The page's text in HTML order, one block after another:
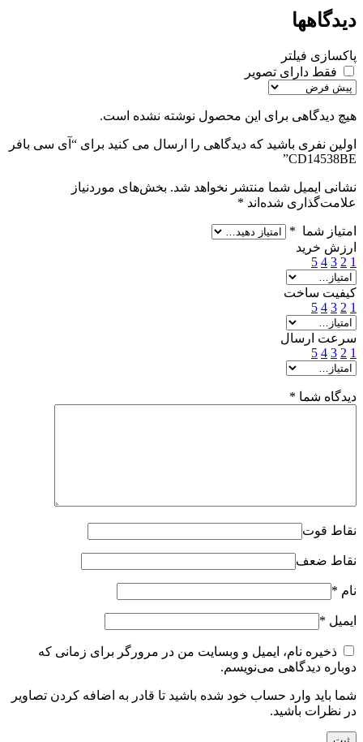
دیدگاهها
پاکسازی فیلتر
فقط دارای تصویر
هیچ دیدگاهی برای این محصول نوشته نشده است.
اولین نفری باشید که دیدگاهی را ارسال می کنید برای “آی سی بافر
CD14538BE”
نشانی ایمیل شما منتشر نخواهد شد. بخش‌های موردنیاز
علامت‌گذاری شده‌اند *
امتیاز شما *
ارزش خرید
1
2
3
4
5
کیفیت ساخت
1
2
3
4
5
سرعت ارسال
1
2
3
4
5
دیدگاه شما *
نقاط قوت
نقاط ضعف
نام *
ایمیل *
ذخیره نام، ایمیل و وبسایت من در مرورگر برای زمانی که
دوباره دیدگاهی می‌نویسم.
شما باید وارد حساب خود شده باشید تا قادر به اضافه کردن تصاویر
در نظرات باشید.